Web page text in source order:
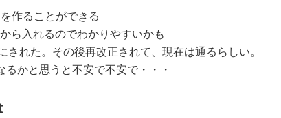
作ることができる
ら入れるのでわかりやすいかも
れた。その後再改正されて、現在は通るらしい。
かと思うと不安で不安で・・・